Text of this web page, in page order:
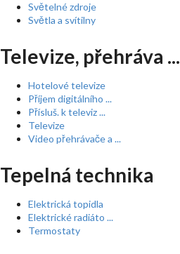
Světelné zdroje
Světla a svítilny
Televize, přehráva ...
Hotelové televize
Příjem digitálního ...
Přísluš. k televiz ...
Televize
Video přehrávače a ...
Tepelná technika
Elektrická topidla
Elektrické radiáto ...
Termostaty